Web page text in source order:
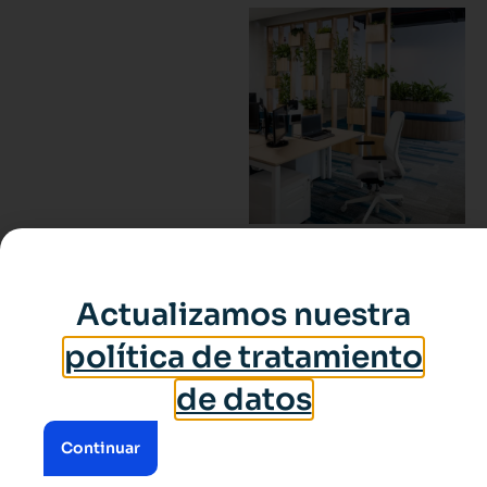
Actualizamos nuestra
política de tratamiento
de datos
Continuar